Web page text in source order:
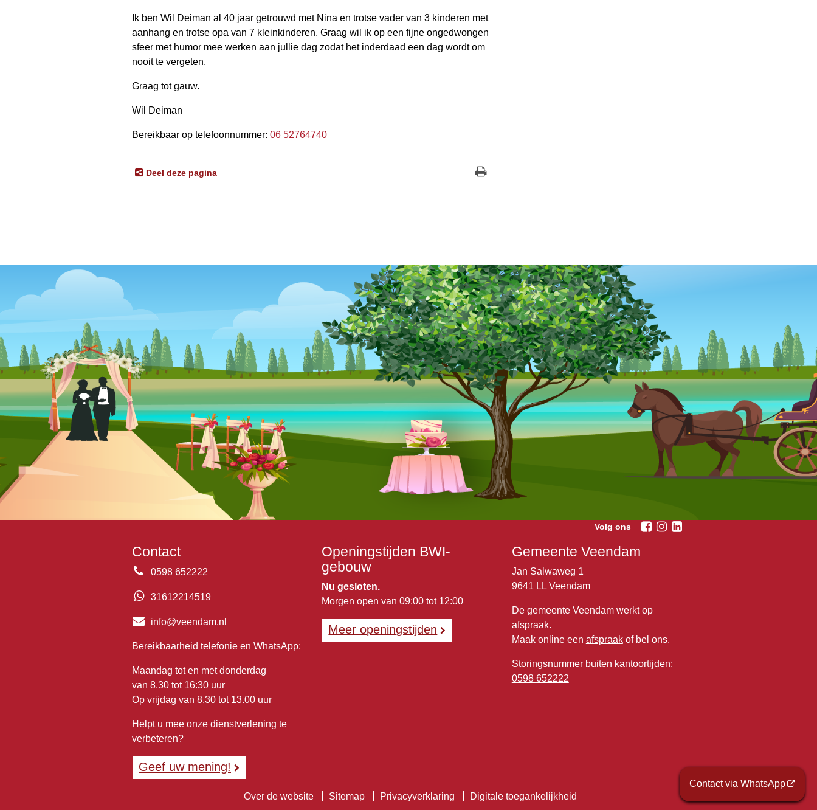
Contact via WhatsApp
Ik ben Wil Deiman al 40 jaar getrouwd met Nina en trotse vader van 3 kinderen met
aanhang en trotse opa van 7 kleinkinderen. Graag wil ik op een fijne ongedwongen
sfeer met humor mee werken aan jullie dag zodat het inderdaad een dag wordt om
nooit te vergeten.
Graag tot gauw.
Wil Deiman
Bereikbaar op telefoonnummer: 06 52764740
Deel deze pagina
Volg ons
Contact
0598 652222
31612214519
info@veendam.nl
Bereikbaarheid telefonie en WhatsApp:
Maandag tot en met donderdag
van 8.30 tot 16:30 uur
Op vrijdag van 8.30 tot 13.00 uur
Helpt u mee onze dienstverlening te
verbeteren?
Geef uw mening!
Openingstijden BWI-
gebouw
Nu gesloten.
Morgen open van 09:00 tot 12:00
Meer openingstijden
Gemeente Veendam
Jan Salwaweg 1
9641 LL Veendam
De gemeente Veendam werkt op
afspraak.
Maak online een afspraakof bel ons.
Storingsnummer buiten kantoortijden:
0598 652222
Over de website Sitemap Privacyverklaring Digitale toegankelijkheid